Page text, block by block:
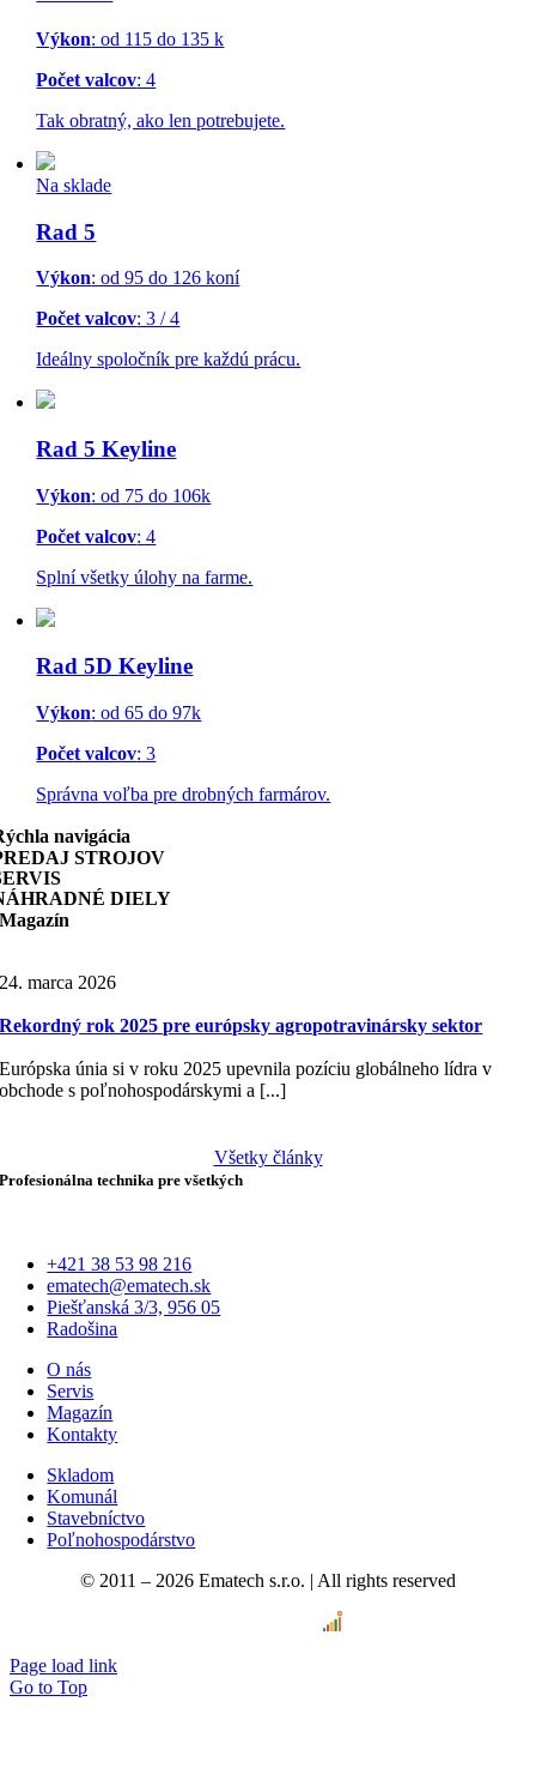
Výkon: od 115 do 135 k
Počet valcov: 4
Tak obratný, ako len potrebujete.
Na sklade
Rad 5
Výkon: od 95 do 126 koní
Počet valcov: 3 / 4
Ideálny spoločník pre každú prácu.
Rad 5 Keyline
Výkon: od 75 do 106k
Počet valcov: 4
Splní všetky úlohy na farme.
Rad 5D Keyline
Výkon: od 65 do 97k
Počet valcov: 3
Správna voľba pre drobných farmárov.
navigácia
STROJOV
DIELY
Magazín
24. marca 2026
Rekordný rok 2025 pre európsky agropotravinársky sektor
Európska únia si v roku 2025 upevnila pozíciu globálneho lídra v
obchode s poľnohospodárskymi a [...]
Všetky články
Profesionálna technikapre všetkých
+421 38 53 98 216
ematech@ematech.sk
Piešťanská 3/3, 956 05
Radošina
O nás
Servis
Magazín
Kontakty
Skladom
Komunál
Stavebníctvo
Poľnohospodárstvo
© 2011 – 2026 Ematech s.r.o. | All rights reserved
Page load link
Go to Top